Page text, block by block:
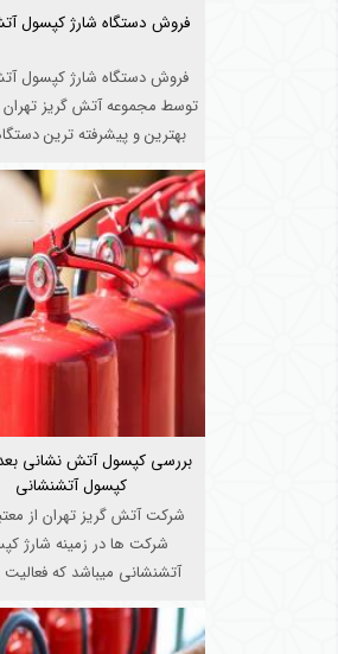
فروش دستگاه شارژ کپسول
فروش دستگاه شارژ کپسول
توسط مجموعه آتش گریز تهران
بهترین و پیشرفته ترین
بررسی کپسول آتش نشانی بعد
کپسول آتشنشانی‌
شرکت آتش گریز تهران از
شرکت ها در زمینه شارژ
آتشنشانی میباشد که فعالیت